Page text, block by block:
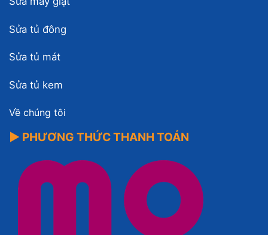
Sửa tủ đông
Sửa tủ mát
Sửa tủ kem
Về chúng tôi
▶ PHƯƠNG THỨC THANH TOÁN